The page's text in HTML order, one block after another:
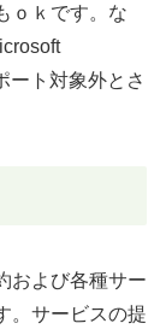
ｏｋです。な
ート対象外とさ
および各種サー
。サービスの提